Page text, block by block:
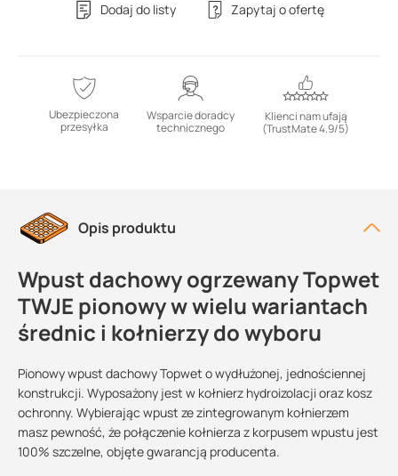
Dodaj do listy Zapytaj o ofertę
Ubezpieczona
przesyłka
Wsparcie doradcy
technicznego
Klienci nam ufają
(TrustMate 4.9/5)
Opis produktu
Wpust dachowy ogrzewany Topwet
TWJE pionowy w wielu wariantach
średnic i kołnierzy do wyboru
Pionowy wpust dachowy Topwet o wydłużonej, jednościennej
konstrukcji. Wyposażony jest w kołnierz hydroizolacji oraz kosz
ochronny. Wybierając wpust ze zintegrowanym kołnierzem
masz pewność, że połączenie kołnierza z korpusem wpustu jest
100% szczelne, objęte gwarancją producenta.